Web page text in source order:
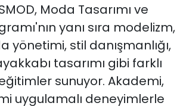
Moda Tasarımı ve
yanı sıra modelizm,
yönetimi, stil danışmanlığı,
tasarımı gibi farklı
sunuyor. Akademi,
uygulamalı deneyimlerle